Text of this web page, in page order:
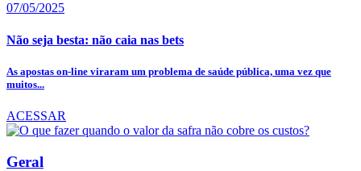
07/05/2025
Não seja besta: não caia nas bets
As apostas on-line viraram um problema de saúde pública, uma vez que
muitos...
ACESSAR
Geral